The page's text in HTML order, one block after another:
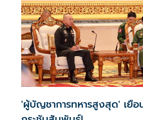
'ผู้บัญชาการทหารสูงสุด' เยือ